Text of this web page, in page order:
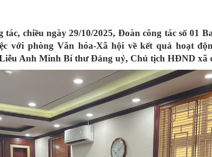
chiều ngày 29/10/2025, Đoàn công tác số 01
với phòng Văn hóa-Xã hội về kết quả hoạt
Anh Minh Bí thư Đảng uỷ, Chủ tịch HĐND xã